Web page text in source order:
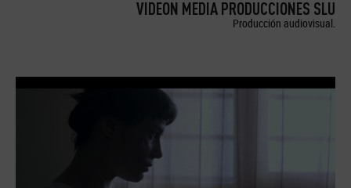
VIDEON MEDIA PRODUCCIONES SLU
Producción audiovisual.